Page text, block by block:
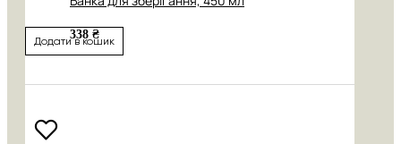
338 ₴
Додати в кошик